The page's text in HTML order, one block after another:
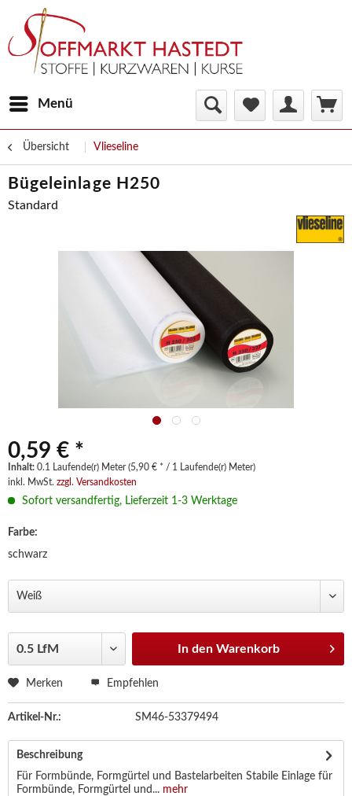
Menü
Übersicht Vlieseline
Bügeleinlage H250
Standard
0,59 € *
Inhalt: 0.1 Laufende(r) Meter (5,90 € * / 1 Laufende(r) Meter)
inkl. MwSt. zzgl. Versandkosten
Sofort versandfertig, Lieferzeit 1-3 Werktage
Farbe:
schwarz
In den Warenkorb
Merken Empfehlen
Artikel-Nr.: SM46-53379494
Beschreibung
Für Formbünde, Formgürtel und Bastelarbeiten Stabile Einlage für
Formbünde, Formgürtel und... mehr